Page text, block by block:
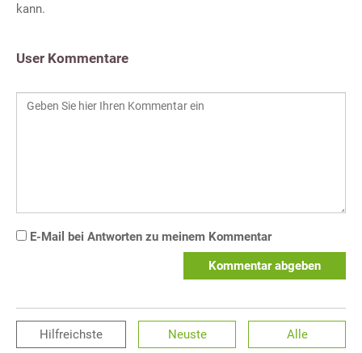
kann.
User Kommentare
E-Mail bei Antworten zu meinem Kommentar
Kommentar abgeben
Hilfreichste Neuste Alle